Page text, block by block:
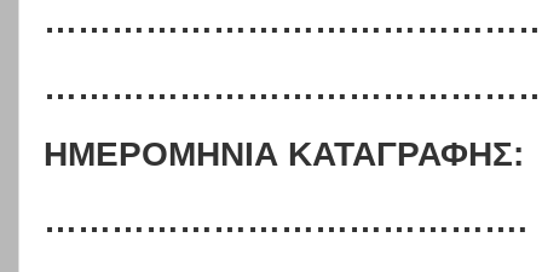
ΗΜΕΡΟΜΗΝΙΑ ΚΑΤΑΓΡΑΦΗΣ:
…………………………………….